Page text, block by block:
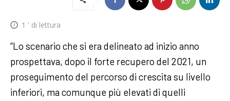
1 ' di lettura
“Lo scenario che si era delineato ad inizio anno
prospettava, dopo il forte recupero del 2021, un
proseguimento del percorso di crescita su livello
inferiori, ma comunque più elevati di quelli